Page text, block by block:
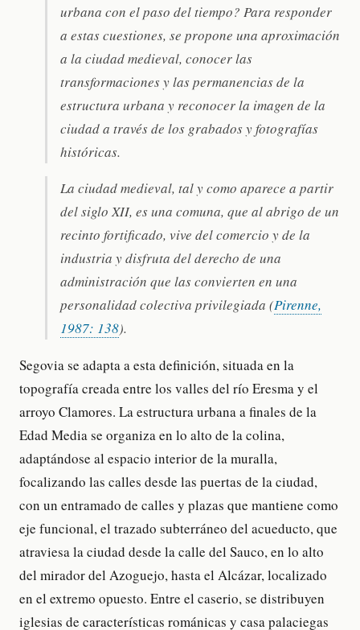
urbana con el paso del tiempo? Para responder
a estas cuestiones, se propone una aproximación
a la ciudad medieval, conocer las
transformaciones y las permanencias de la
estructura urbana y reconocer la imagen de la
ciudad a través de los grabados y fotografías
históricas.
La ciudad medieval, tal y como aparece a partir
del siglo XII, es una comuna, que al abrigo de un
recinto fortificado, vive del comercio y de la
industria y disfruta del derecho de una
administración que las convierten en una
personalidad colectiva privilegiada (Pirenne,
1987: 138).
Segovia se adapta a esta definición, situada en la
topografía creada entre los valles del río Eresma y el
arroyo Clamores. La estructura urbana a finales de la
Edad Media se organiza en lo alto de la colina,
adaptándose al espacio interior de la muralla,
focalizando las calles desde las puertas de la ciudad,
con un entramado de calles y plazas que mantiene como
eje funcional, el trazado subterráneo del acueducto, que
atraviesa la ciudad desde la calle del Sauco, en lo alto
del mirador del Azoguejo, hasta el Alcázar, localizado
en el extremo opuesto. Entre el caserio, se distribuyen
iglesias de características románicas y casa palaciegas